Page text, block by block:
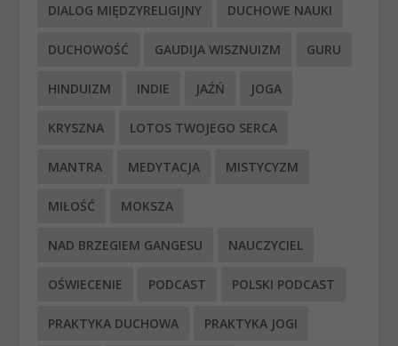
DIALOG MIĘDZYRELIGIJNY DUCHOWE NAUKI
DUCHOWOŚĆ GAUDIJA WISZNUIZM GURU
HINDUIZM INDIE JAŹŃ JOGA
KRYSZNA LOTOS TWOJEGO SERCA
MANTRA MEDYTACJA MISTYCYZM
MIŁOŚĆ MOKSZA
NAD BRZEGIEM GANGESU NAUCZYCIEL
OŚWIECENIE PODCAST POLSKI PODCAST
PRAKTYKA DUCHOWA PRAKTYKA JOGI